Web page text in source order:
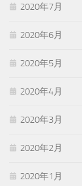
2020年7月
2020年6月
2020年5月
2020年4月
2020年3月
2020年2月
2020年1月